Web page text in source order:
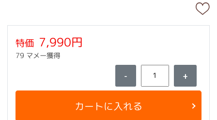
特価 7,990円
79 マメー獲得
- +
カートに入れる